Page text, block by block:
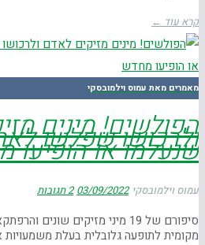
קרא עוד ←
מאמרים מאת עמוס וילמובסקי
הפולשים! מינים
ולרכושו שפלשו
שנעלמו או הופיעו
עמוס וילמובסקי 03/09/2022 2 תגובות
סיפורם של 19 מיני מזיקים
מקומית לתופעה גלובלית בעלת משמעויות